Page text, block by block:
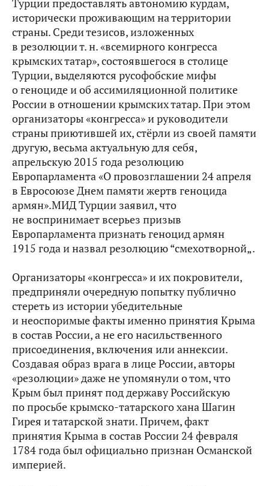
Турции предоставлять автономию курдам,
исторически проживающим на территории
страны. Среди тезисов, изложенных
в резолюции т. н. «всемирного конгресса
крымских татар», состоявшегося в столице
Турции, выделяются русофобские мифы
о геноциде и об ассимиляционной политике
России в отношении крымских татар. При этом
организаторы «конгресса» и руководители
страны приютившей их, стёрли из своей памяти
другую, весьма актуальную для себя,
апрельскую 2015 года резолюцию
Европарламента «О провозглашении 24 апреля
в Евросоюзе Днем памяти жертв геноцида
армян».МИД Турции заявил, что
не воспринимает всерьез призыв
Европарламента признать геноцид армян
1915 года и назвал резолюцию “смехотворной„.
Организаторы «конгресса» и их покровители,
предприняли очередную попытку публично
стереть из истории убедительные
и неоспоримые факты именно принятия Крыма
в состав России, а не его насильственного
присоединения, включения или аннексии.
Создавая образ врага в лице России, авторы
«резолюции» даже не упомянули о том, что
Крым был принят под державу Российскую
по просьбе крымско-татарского хана Шагин
Гирея и татарской знати. Причем, факт
принятия Крыма в состав России 24 февраля
1784 года был официально признан Османской
империей.